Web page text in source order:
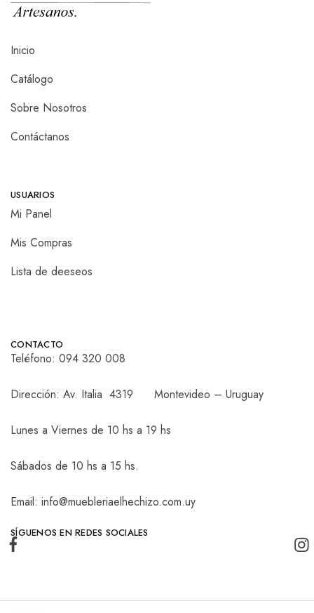
Inicio
Catálogo
Sobre Nosotros
Contáctanos
USUARIOS
Mi Panel
Mis Compras
Lista de deeseos
CONTACTO
Teléfono: 094 320 008
Dirección: Av. Italia 4319 Montevideo – Uruguay
Lunes a Viernes de 10 hs a 19 hs
Sábados de 10 hs a 15 hs.
Email: info@muebleriaelhechizo.com.uy
SÍGUENOS EN REDES SOCIALES